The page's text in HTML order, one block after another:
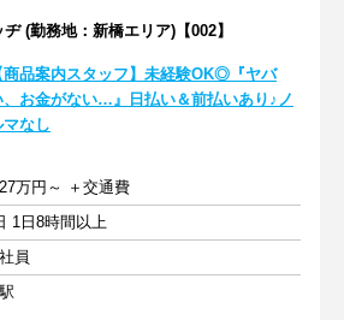
(勤務地：新橋エリア)【002】
商品案内スタッフ】未経験OK◎『ヤバ
、お金がない…』日払い＆前払いあり♪ノ
マなし
万円～ ＋交通費
1日8時間以上
員